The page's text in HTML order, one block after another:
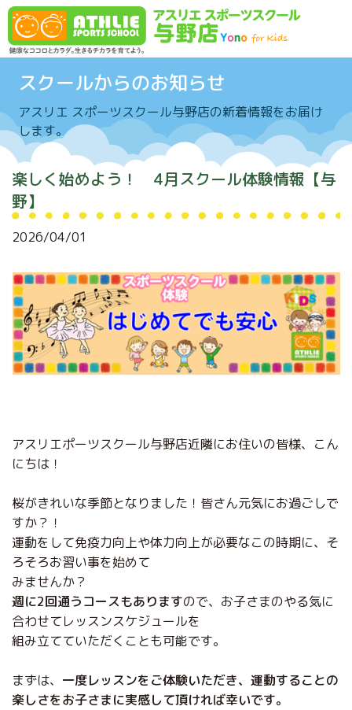
Skip to content
スクールからのお知らせ
アスリエ スポーツスクール与野店の新着情報をお届け
します。
楽しく始めよう！ 4月スクール体験情報【与
野】
2026/04/01
アスリエポーツスクール与野店近隣にお住いの皆様、こん
にちは！
桜がきれいな季節となりました！皆さん元気にお過ごしで
すか？！
運動をして免疫力向上や体力向上が必要なこの時期に、そ
ろそろお習い事を始めて
みませんか？
週に2回通うコースもありますので、お子さまのやる気に
合わせてレッスンスケジュールを
組み立てていただくことも可能です。
まずは、 一度レッスンをご体験いただき、運動することの
楽しさをお子さまに実感して頂ければ幸いです。